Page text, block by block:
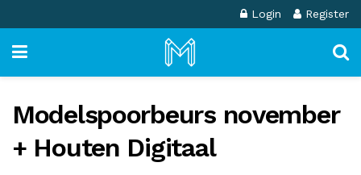
Login Register
Modelspoorbeurs november
+ Houten Digitaal